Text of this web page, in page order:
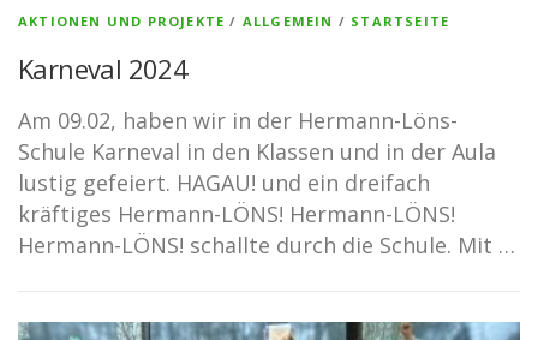
AKTIONEN UND PROJEKTE / ALLGEMEIN / STARTSEITE
Karneval 2024
Am 09.02, haben wir in der Hermann-Löns-
Schule Karneval in den Klassen und in der Aula
lustig gefeiert. HAGAU! und ein dreifach
kräftiges Hermann-LÖNS! Hermann-LÖNS!
Hermann-LÖNS! schallte durch die Schule. Mit …